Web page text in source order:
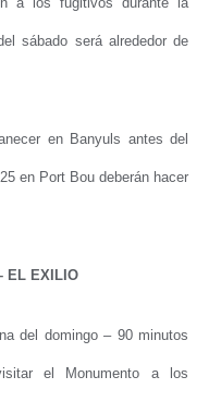
sábado será alrededor de
en Banyuls antes del
en Port Bou deberán hacer
EL EXILIO
del domingo – 90 minutos
el Monumento a los